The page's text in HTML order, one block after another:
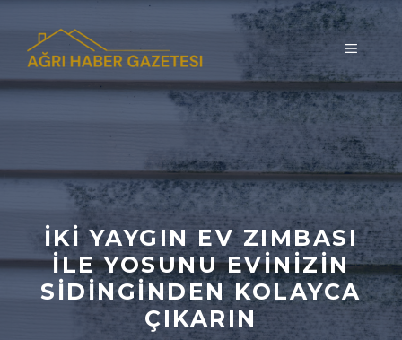
MENÜ
İKI YAYGIN EV ZIMBASI
ILE YOSUNU EVINIZIN
SIDINGINDEN KOLAYCA
ÇIKARIN